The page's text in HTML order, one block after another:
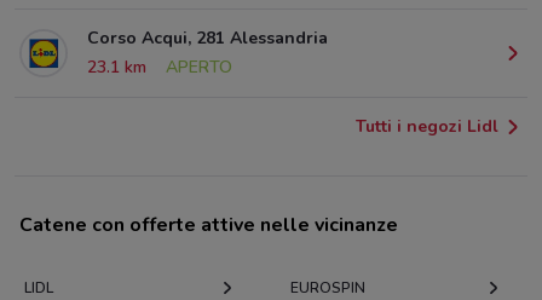
Corso Acqui, 281 Alessandria
23.1 km
APERTO
Tutti i negozi Lidl
Catene con offerte attive nelle vicinanze
LIDL EUROSPIN